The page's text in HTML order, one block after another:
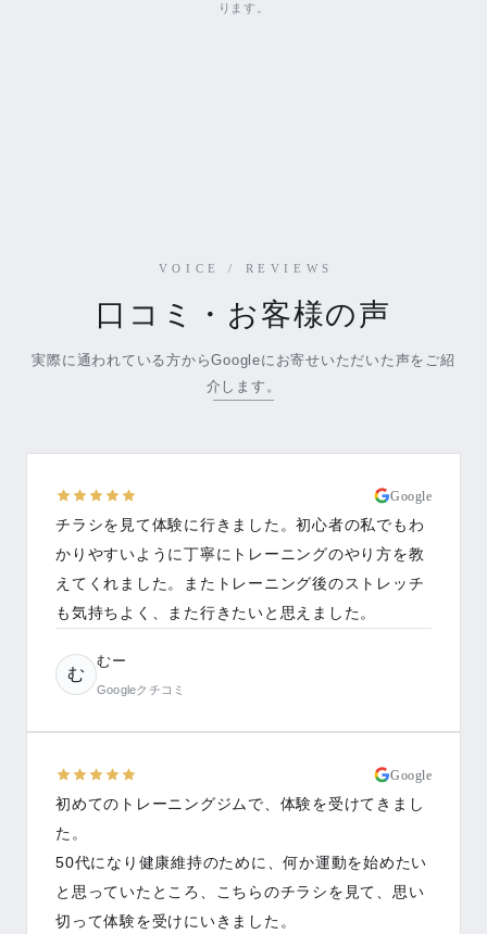
ります。
VOICE / REVIEWS
口コミ・お客様の声
実際に通われている方からGoogleにお寄せいただいた声をご紹
介します。
Google
チラシを見て体験に行きました。初心者の私でもわ
かりやすいように丁寧にトレーニングのやり方を教
えてくれました。またトレーニング後のストレッチ
も気持ちよく、また行きたいと思えました。
む
むー
Googleクチコミ
Google
初めてのトレーニングジムで、体験を受けてきまし
た。
50代になり健康維持のために、何か運動を始めたい
と思っていたところ、こちらのチラシを見て、思い
切って体験を受けにいきました。